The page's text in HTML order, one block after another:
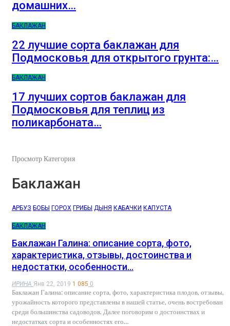
домашних…
БАКЛАЖАН
22 лучшие сорта баклажан для
Подмосковья для открытого грунта:…
БАКЛАЖАН
17 лучших сортов баклажан для
Подмосковья для теплиц из
поликарбоната…
Просмотр Категория
Баклажан
АРБУЗ БОБЫ ГОРОХ ГРИБЫ ДЫНЯ КАБАЧКИ КАПУСТА
БАКЛАЖАН
Баклажан Галина: описание сорта, фото,
характеристика, отзывы, достоинства и
недостатки, особенности…
ИРИНА Янв 22, 2019 1 085 0
Баклажан Галина: описание сорта, фото, характеристика плодов, отзывы,
урожайность которого представлены в нашей статье, очень востребован
среди большинства садоводов. Далее поговорим о достоинствах и
недостатках сорта и особенностях его…